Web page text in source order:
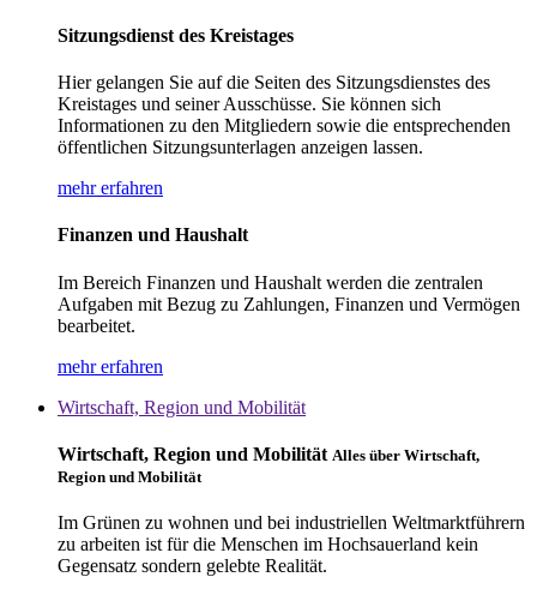
Sitzungsdienst des Kreistages
Hier gelangen Sie auf die Seiten des Sitzungsdienstes des
Kreistages und seiner Ausschüsse. Sie können sich
Informationen zu den Mitgliedern sowie die entsprechenden
öffentlichen Sitzungsunterlagen anzeigen lassen.
mehr erfahren
Finanzen und Haushalt
Im Bereich Finanzen und Haushalt werden die zentralen
Aufgaben mit Bezug zu Zahlungen, Finanzen und Vermögen
bearbeitet.
mehr erfahren
Wirtschaft, Region und Mobilität
Wirtschaft, Region und Mobilität Alles über Wirtschaft,
Region und Mobilität
Im Grünen zu wohnen und bei industriellen Weltmarktführern
zu arbeiten ist für die Menschen im Hochsauerland kein
Gegensatz sondern gelebte Realität.